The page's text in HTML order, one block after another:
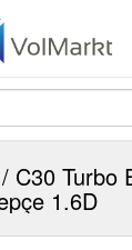
C30 Turbo
1.6D